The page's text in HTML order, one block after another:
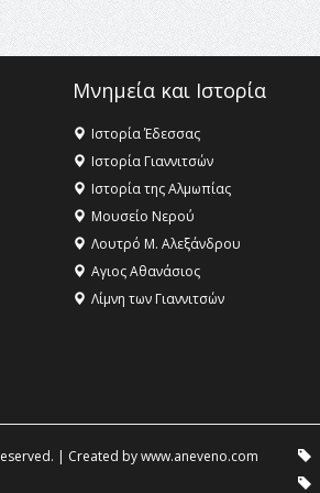
Μνημεία και Ιστορία
Ιστορία Έδεσσας
Ιστορία Γιαννιτσών
Ιστορία της Αλμωπίας
Μουσείο Νερού
Λουτρό Μ. Αλεξάνδρου
Αγιος Αθανάσιος
Λίμνη των Γιαννιτσών
| Created bywww.aneveno.com